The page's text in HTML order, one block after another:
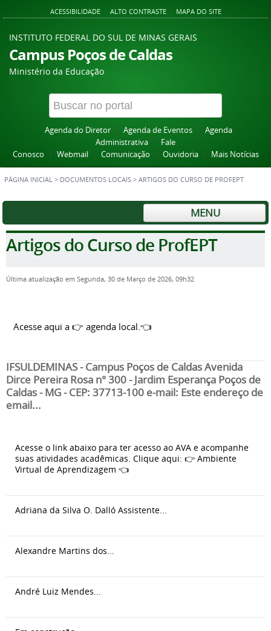
ACESSIBILIDADE ALTO CONTRASTE MAPA DO SITE
INSTITUTO FEDERAL DO SUL DE MINAS GERAIS
Campus Poços de Caldas
Ministério da Educação
Agenda do Diretor Agenda de Eventos
Agenda
Administrativa
Fale
Conosco
Webmail Comunicação Ouvidoria Mais Notícias
PÁGINA INICIAL > DOCUMENTOS LOCAIS > ARTIGOS DO CURSO DE PROFEPT
MENU
Artigos do Curso de ProfEPT
Última atualização em Segunda, 30 de Março de 2026, 09h32
Acesse aqui a 👉 agenda local.👈
IFSULDEMINAS - Campus Poços de Caldas Avenida
Dirce Pereira Rosa n° 300 - Jardim Esperança Poços de
Caldas - MG - CEP: 37713-100 e-mail: Este endereço de
email...
Acesse o link abaixo para ter acesso ao AVA e acompanhe
suas atividades acadêmicas. Clique aqui: 👉 Ambiente
Virtual de Aprendizagem 👈
Adriana da Silva O. Dalló Assistente...
Alexandre Martins dos...
André Luiz Mendes...